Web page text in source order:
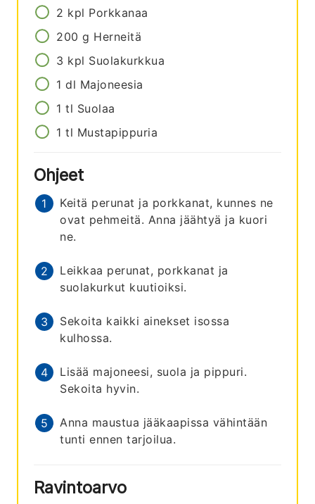
2 kpl Porkkanaa
200 g Herneitä
3 kpl Suolakurkkua
1 dl Majoneesia
1 tl Suolaa
1 tl Mustapippuria
Ohjeet
Keitä perunat ja porkkanat, kunnes ne
ovat pehmeitä. Anna jäähtyä ja kuori
ne.
Leikkaa perunat, porkkanat ja
suolakurkut kuutioiksi.
Sekoita kaikki ainekset isossa
kulhossa.
Lisää majoneesi, suola ja pippuri.
Sekoita hyvin.
Anna maustua jääkaapissa vähintään
tunti ennen tarjoilua.
Ravintoarvo